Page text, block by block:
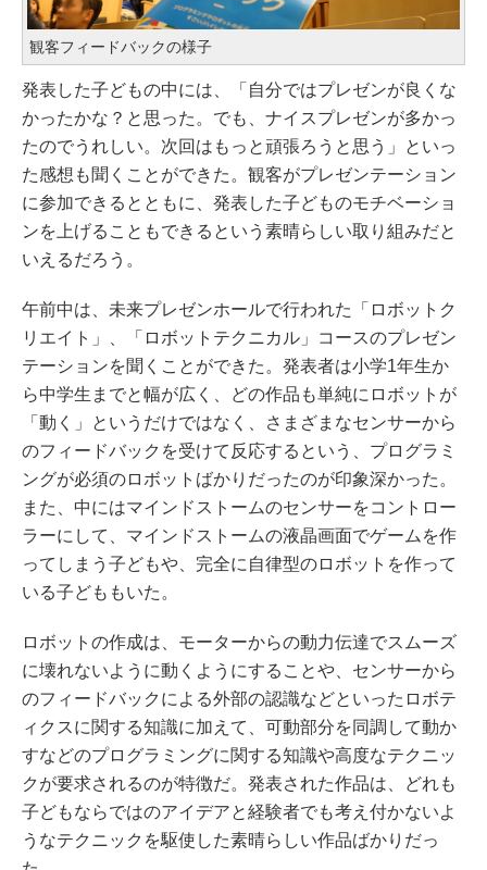
観客フィードバックの様子
発表した子どもの中には、「自分ではプレゼンが良くな
かったかな？と思った。でも、ナイスプレゼンが多かっ
たのでうれしい。次回はもっと頑張ろうと思う」といっ
た感想も聞くことができた。観客がプレゼンテーション
に参加できるとともに、発表した子どものモチベーショ
ンを上げることもできるという素晴らしい取り組みだと
いえるだろう。
午前中は、未来プレゼンホールで行われた「ロボットク
リエイト」、「ロボットテクニカル」コースのプレゼン
テーションを聞くことができた。発表者は小学1年生か
ら中学生までと幅が広く、どの作品も単純にロボットが
「動く」というだけではなく、さまざまなセンサーから
のフィードバックを受けて反応するという、プログラミ
ングが必須のロボットばかりだったのが印象深かった。
また、中にはマインドストームのセンサーをコントロー
ラーにして、マインドストームの液晶画面でゲームを作
ってしまう子どもや、完全に自律型のロボットを作って
いる子どももいた。
ロボットの作成は、モーターからの動力伝達でスムーズ
に壊れないように動くようにすることや、センサーから
のフィードバックによる外部の認識などといったロボテ
ィクスに関する知識に加えて、可動部分を同調して動か
すなどのプログラミングに関する知識や高度なテクニッ
クが要求されるのが特徴だ。発表された作品は、どれも
子どもならではのアイデアと経験者でも考え付かないよ
うなテクニックを駆使した素晴らしい作品ばかりだっ